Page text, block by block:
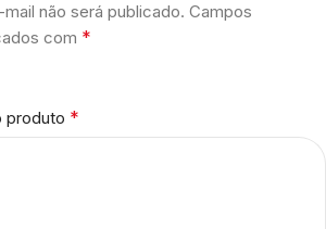
não será publicado. Campos
com *
produto *